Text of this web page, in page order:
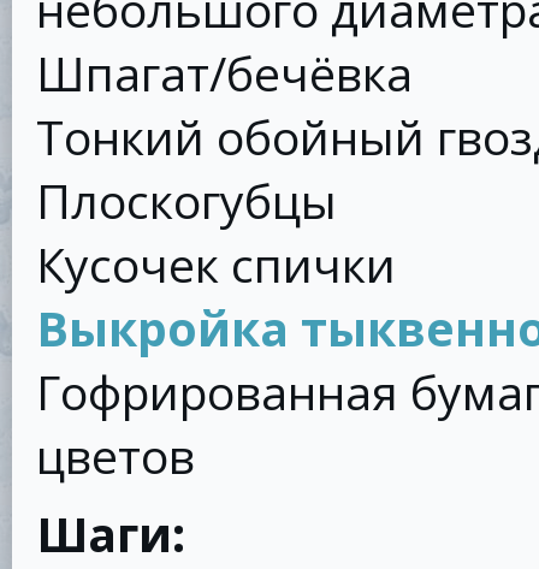
Шпагат/бечёвка
Тонкий обойный
Плоскогубцы
Кусочек спички
Выкройка
Гофрированная
цветов
Шаги: